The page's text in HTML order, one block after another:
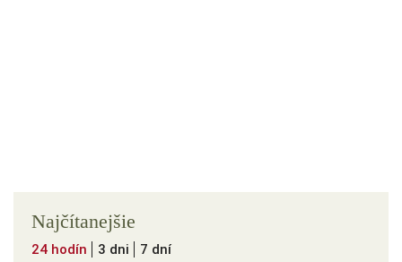
Najčítanejšie
24 hodín 3 dni 7 dní